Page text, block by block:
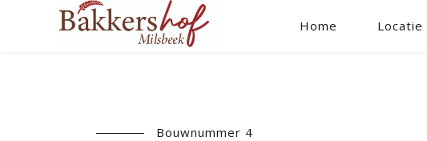
Home Locatie
Bouwnummer 4